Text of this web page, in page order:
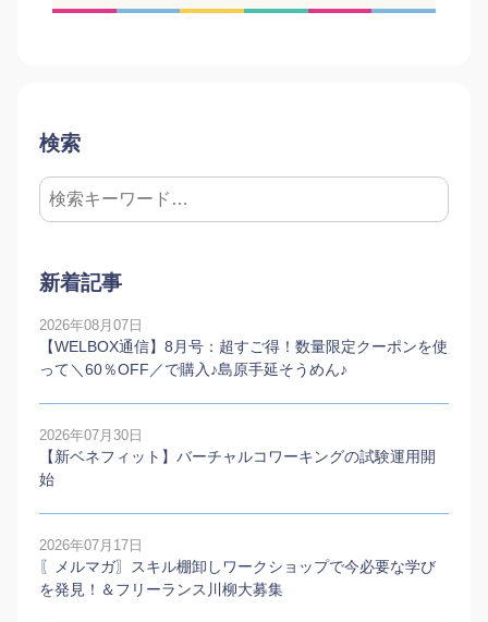
検索
新着記事
2026年08月07日
【WELBOX通信】8月号：超すご得！数量限定クーポンを使
って＼60％OFF／で購入♪島原手延そうめん♪
2026年07月30日
【新ベネフィット】バーチャルコワーキングの試験運用開
始
2026年07月17日
〖メルマガ〗スキル棚卸しワークショップで今必要な学び
を発見！＆フリーランス川柳大募集